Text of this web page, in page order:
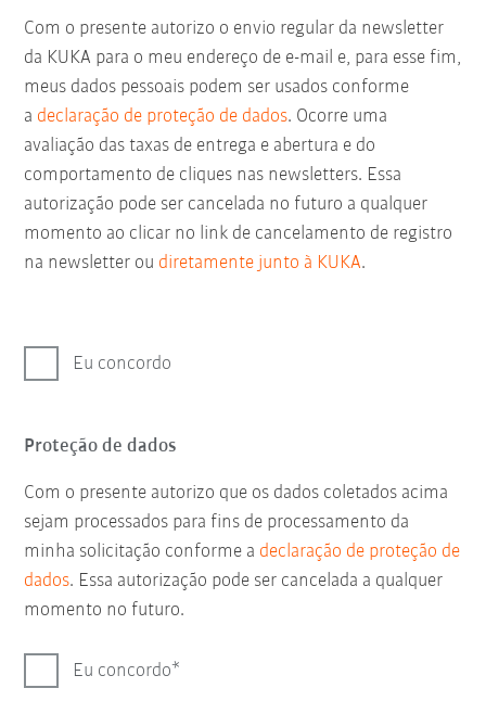
Com o presente autorizo o envio regular da newsletter
da KUKA para o meu endereço de e-mail e, para esse fim,
meus dados pessoais podem ser usados conforme
a declaração de proteção de dados. Ocorre uma
avaliação das taxas de entrega e abertura e do
comportamento de cliques nas newsletters. Essa
autorização pode ser cancelada no futuro a qualquer
momento ao clicar no link de cancelamento de registro
na newsletter ou diretamente junto à KUKA.
Eu concordo
Proteção de dados
Com o presente autorizo que os dados coletados acima
sejam processados para fins de processamento da
minha solicitação conforme a declaração de proteção de
dados. Essa autorização pode ser cancelada a qualquer
momento no futuro.
Eu concordo